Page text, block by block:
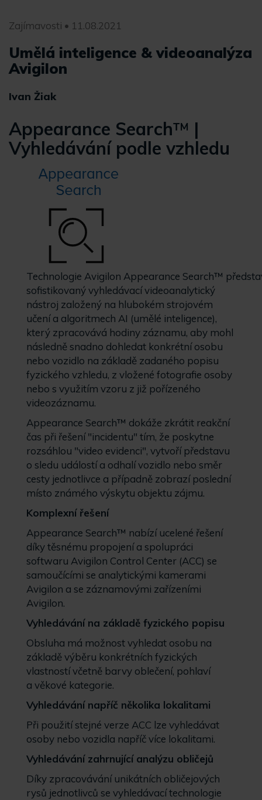
Zajímavosti • 11.08.2021
Umělá inteligence & videoanalýza
Avigilon
Ivan Žiak
Appearance Search™ |
Vyhledávání podle vzhledu
Technologie Avigilon Appearance Search™
sofistikovaný vyhledávací videoanalytický
nástroj založený na hlubokém strojovém
učení a algoritmech AI (umělé inteligence),
který zpracovává hodiny záznamu, aby mohl
následně snadno dohledat konkrétní osobu
nebo vozidlo na základě zadaného popisu
fyzického vzhledu, z vložené fotografie osoby
nebo s využitím vzoru z již pořízeného
videozáznamu.
Appearance Search™ dokáže zkrátit reakční
čas při řešení "incidentu" tím, že poskytne
rozsáhlou "video evidenci", vytvoří představu
o sledu událostí a odhalí vozidlo nebo směr
cesty jednotlivce a případně zobrazí poslední
místo známého výskytu objektu zájmu.
Komplexní řešení
Appearance Search™ nabízí ucelené řešení
díky těsnému propojení a spolupráci
softwaru Avigilon Control Center (ACC) se
samoučícími se analytickými kamerami
Avigilon a se záznamovými zařízeními
Avigilon.
Vyhledávání na základě fyzického popisu
Obsluha má možnost vyhledat osobu na
základě výběru konkrétních fyzických
vlastností včetně barvy oblečení, pohlaví
a věkové kategorie.
Vyhledávání napříč několika lokalitami
Při použití stejné verze ACC lze vyhledávat
osoby nebo vozidla napříč více lokalitami.
Vyhledávání zahrnující analýzu obličejů
Díky zpracovávání unikátních obličejových
rysů jednotlivců se vyhledávací technologie